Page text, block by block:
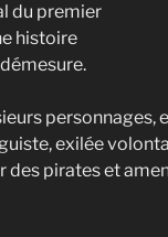
du premier
histoire
personnages,
exilée
des pirates et